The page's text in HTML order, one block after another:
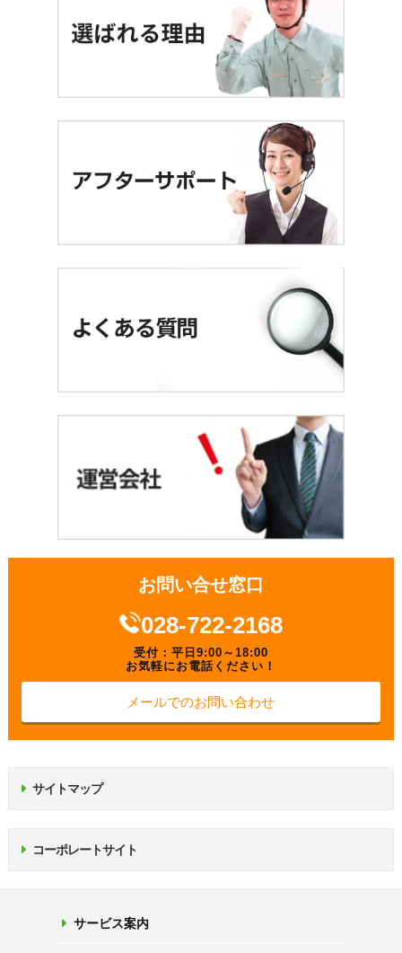
お問い合せ窓口
028-722-2168
受付：平日9:00～18:00
お気軽にお電話ください！
メールでのお問い合わせ
サイトマップ
コーポレートサイト
サービス案内